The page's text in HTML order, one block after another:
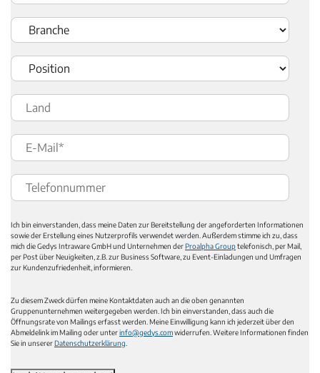
Ich bin einverstanden, dass meine Daten zur Bereitstellung der angeforderten Informationen
sowie der Erstellung eines Nutzerprofils verwendet werden. Außerdem stimme ich zu, dass
mich die Gedys Intraware GmbH und Unternehmen derProalpha Grouptelefonisch, per Mail,
per Post über Neuigkeiten, z.B. zur Business Software, zu Event-Einladungen und Umfragen
zur Kundenzufriedenheit, informieren.
Zu diesem Zweck dürfen meine Kontaktdaten auch an die oben genannten
Gruppenunternehmen weitergegeben werden. Ich bin einverstanden, dass auch die
Öffnungsrate von Mailings erfasst werden. Meine Einwilligung kann ich jederzeit über den
Abmeldelink im Mailing oder unterinfo@gedys.comwiderrufen. Weitere Informationen finden
Sie in unsererDatenschutzerklärung